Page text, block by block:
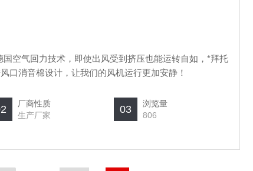
空气回力技术，即使出风受到挤压也能运转自如，*拜托
口消音棉设计，让我们的风机运行更加安静！
厂商性质
生产厂家
03
浏览量
806